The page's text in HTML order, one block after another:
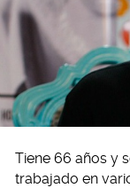
Tiene 66 años y
trabajado en